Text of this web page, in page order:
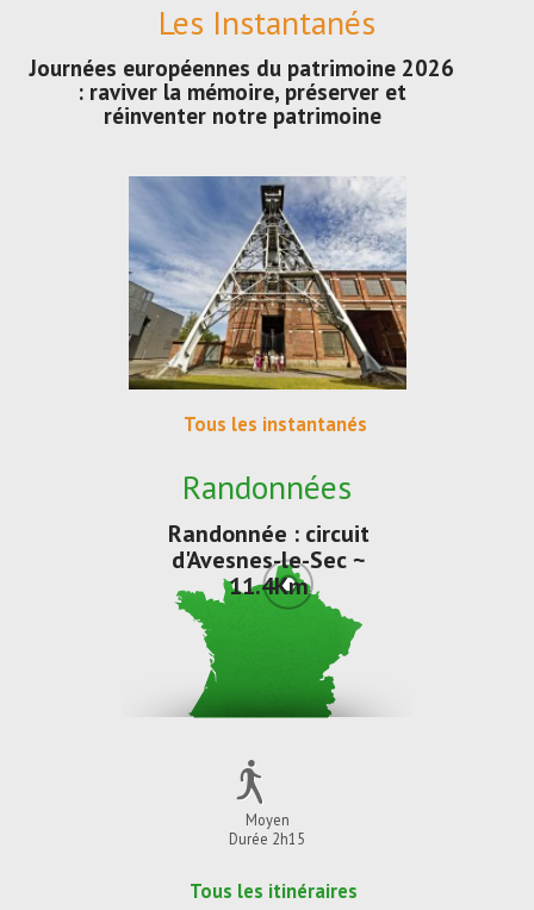
Les Instantanés
Journées européennes du patrimoine 2026
: raviver la mémoire, préserver et
réinventer notre patrimoine
Tous les instantanés
Randonnées
Randonnée : circuit
d'Avesnes-le-Sec ~
11.4Km
Moyen
Durée 2h15
Tous les itinéraires